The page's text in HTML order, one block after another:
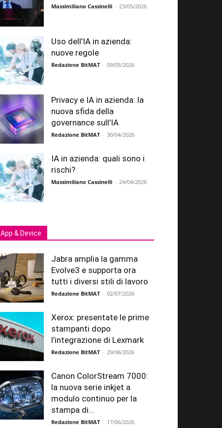
Massimiliano Cassinelli - 23/05/2026
Uso dell’IA in azienda:
nuove regole
Redazione BitMAT - 09/05/2026
Privacy e IA in azienda: la
nuova sfida della
governance sull’IA
Redazione BitMAT - 30/04/2026
IA in azienda: quali sono i
rischi?
Massimiliano Cassinelli - 24/04/2026
App & Device
Jabra amplia la gamma
Evolve3 e supporta ora
tutti i diversi stili di lavoro
Redazione BitMAT - 02/07/2026
Xerox: presentate le prime
stampanti dopo
l’integrazione di Lexmark
Redazione BitMAT - 29/06/2026
Canon ColorStream 7000:
la nuova serie inkjet a
modulo continuo per la
stampa di...
Redazione BitMAT - 17/06/2026